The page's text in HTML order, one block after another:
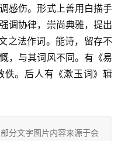
感伤。形式上善用白描手
调协律，崇尚典雅，提出
之法作词。能诗，留存不
，与其词风不同。有《易
佚。后人有《漱玉词》辑
分文字图片内容来源于会